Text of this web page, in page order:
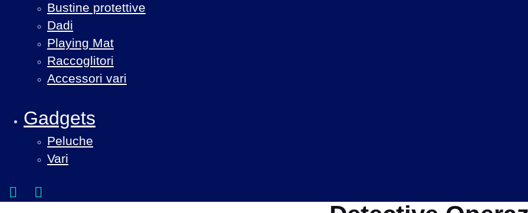
Bustine protettive
Dadi
Playing Mat
Raccoglitori
Accessori vari
Gadgets
Peluche
Vari